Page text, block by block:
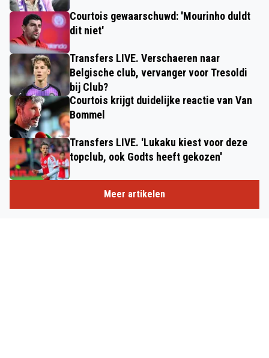
Courtois gewaarschuwd: 'Mourinho duldt
dit niet'
Transfers LIVE. Verschaeren naar
Belgische club, vervanger voor Tresoldi
bij Club?
Courtois krijgt duidelijke reactie van Van
Bommel
Transfers LIVE. 'Lukaku kiest voor deze
topclub, ook Godts heeft gekozen'
Meer artikelen